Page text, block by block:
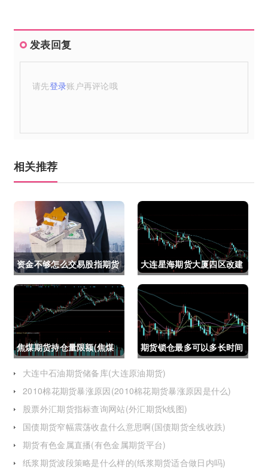
发表回复
请先登录账户再评论哦
相关推荐
资金不够怎么交易股指期货
(资金不够怎么交易股指期
货呢)
大连星海期货大厦四区改建
(大连星海广场期货大厦)
焦煤期货持仓量限额(焦煤
期货持仓量限额是多少)
期货锁仓最多可以多长时间
(期货锁仓最多可以多长时
间卖出)
大连中石油期货储备库(大连原油期货)
2010棉花期货暴涨原因(2010棉花期货暴涨原因是什么)
股票外汇期货指标查询网站(外汇期货k线图)
国债期货窄幅震荡收盘什么意思啊(国债期货全线收跌)
期货有色金属直播(有色金属期货平台)
纸浆期货波段策略是什么样的(纸浆期货适合做日内吗)